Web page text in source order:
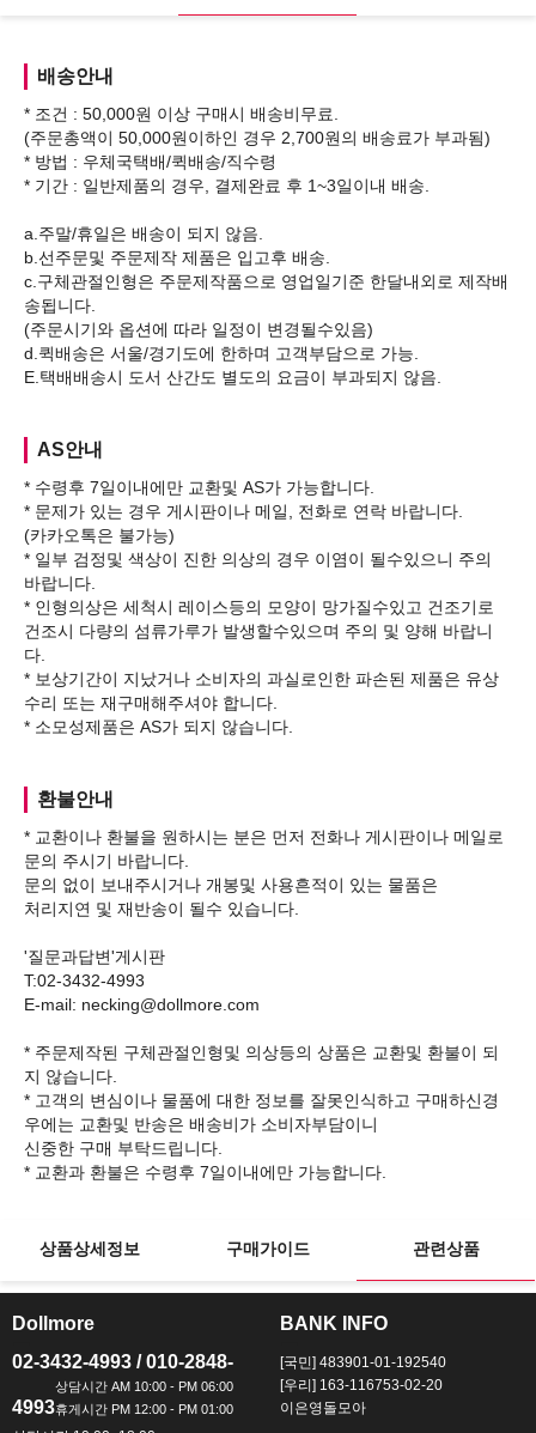
배송안내
* 조건 : 50,000원 이상 구매시 배송비무료.
(주문총액이 50,000원이하인 경우 2,700원의 배송료가 부과됨)
* 방법 : 우체국택배/퀵배송/직수령
* 기간 : 일반제품의 경우, 결제완료 후 1~3일이내 배송.
a.주말/휴일은 배송이 되지 않음.
b.선주문및 주문제작 제품은 입고후 배송.
c.구체관절인형은 주문제작품으로 영업일기준 한달내외로 제작배
송됩니다.
(주문시기와 옵션에 따라 일정이 변경될수있음)
d.퀵배송은 서울/경기도에 한하며 고객부담으로 가능.
AS안내
* 수령후 7일이내에만 교환및 AS가 가능합니다.
* 문제가 있는 경우 게시판이나 메일, 전화로 연락 바랍니다.
(카카오톡은 불가능)
* 일부 검정및 색상이 진한 의상의 경우 이염이 될수있으니 주의
바랍니다.
* 인형의상은 세척시 레이스등의 모양이 망가질수있고 건조기로
건조시 다량의 섬류가루가 발생할수있으며 주의 및 양해 바랍니
다.
* 보상기간이 지났거나 소비자의 과실로인한 파손된 제품은 유상
수리 또는 재구매해주셔야 합니다.
환불안내
* 교환이나 환불을 원하시는 분은 먼저 전화나 게시판이나 메일로
문의 주시기 바랍니다.
문의 없이 보내주시거나 개봉및 사용흔적이 있는 물품은
처리지연 및 재반송이 될수 있습니다.
'질문과답변'게시판
T:02-3432-4993
E-mail: necking@dollmore.com
* 주문제작된 구체관절인형및 의상등의 상품은 교환및 환불이 되
지 않습니다.
* 고객의 변심이나 물품에 대한 정보를 잘못인식하고 구매하신경
우에는 교환및 반송은 배송비가 소비자부담이니
신중한 구매 부탁드립니다.
상품상세정보 구매가이드 관련상품
Dollmore
02-3432-4993 / 010-2848-
4993
BANK INFO
[국민] 483901-01-192540
[우리] 163-116753-02-20
이은영돌모아